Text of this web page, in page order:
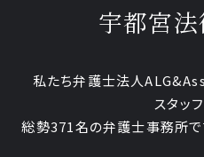
宇都宮
私たち弁護士法人
スタッフ
総勢371名の弁護士事務所で